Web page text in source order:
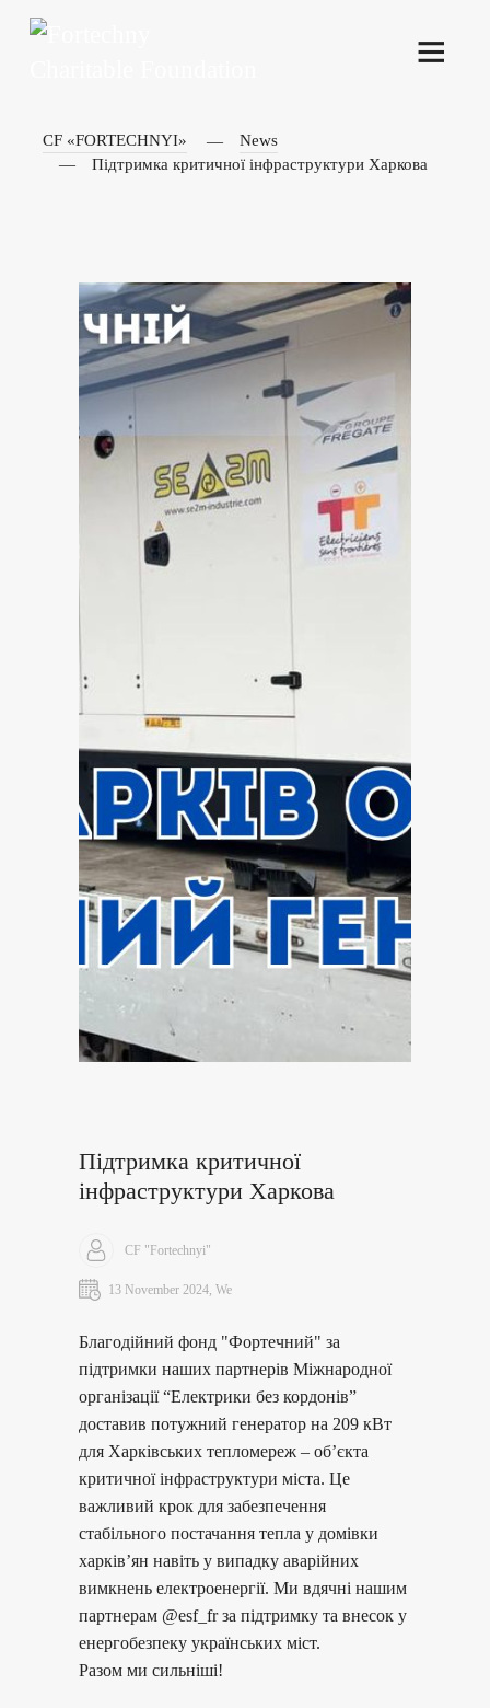
CF «FORTECHNYI»
News
Підтримка критичної інфраструктури Харкова
Підтримка критичної
інфраструктури Харкова
CF "Fortechnyi"
13 November 2024, We
Благодійний фонд "Фортечний" за
підтримки наших партнерів Міжнародної
організації “Електрики без кордонів”
доставив потужний генератор на 209 кВт
для Харківських тепломереж – об’єкта
критичної інфраструктури міста. Це
важливий крок для забезпечення
стабільного постачання тепла у домівки
харків’ян навіть у випадку аварійних
вимкнень електроенергії. Ми вдячні нашим
партнерам @esf_fr за підтримку та внесок у
енергобезпеку українських міст.
Разом ми сильніші!